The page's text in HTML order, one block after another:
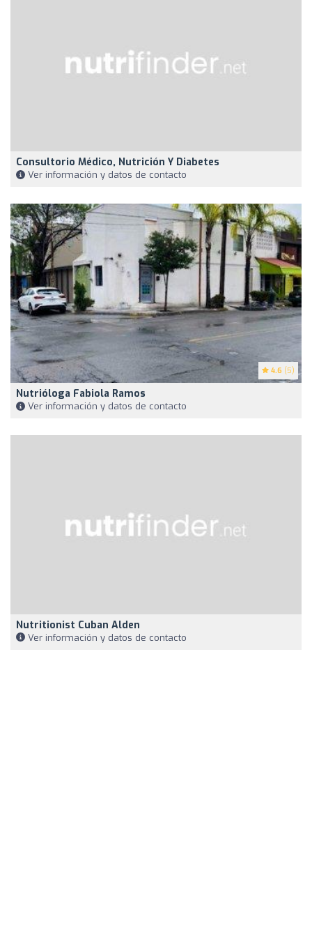
Consultorio Médico, Nutrición Y Diabetes
Ver información y datos de contacto
4.6 (5)
Nutrióloga Fabiola Ramos
Ver información y datos de contacto
Nutritionist Cuban Alden
Ver información y datos de contacto